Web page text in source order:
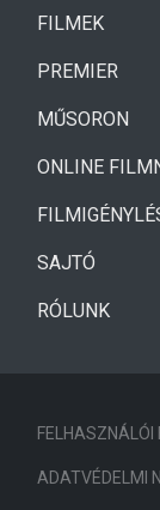
FILMEK
PREMIER
MŰSORON
ONLINE
SAJTÓ
RÓLUNK
FELHASZNÁLÓI
ADATVÉDELMI